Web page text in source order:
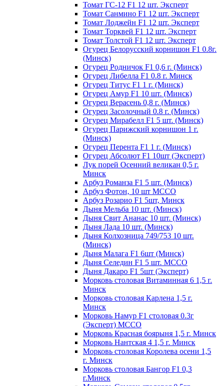
Томат ГС-12 F1 12 шт. Эксперт
Томат Санмино F1 12 шт. Эксперт
Томат Лоджейн F1 12 шт. Эксперт
Томат Торквей F1 12 шт. Эксперт
Томат Толстой F1 12 шт. Эксперт
Огурец Белорусский корнишон F1 0.8г.
(Минск)
Огурец Родничок F1 0,6 г. (Минск)
Огурец Либелла F1 0.8 г. Минск
Огурец Титус F1 1 г. (Минск)
Огурец Амур F1 10 шт. (Минск)
Огурец Верасень 0,8 г. (Минск)
Огурец Засолочный 0.8 г. (Минск)
Огурец Мирабелл F1 5 шт. (Минск)
Огурец Парижский корнишон 1 г.
(Минск)
Огурец Перента F1 1 г. (Минск)
Огурец Абсолют F1 10шт (Эксперт)
Лук порей Осенний великан 0,5 г.
Минск
Арбуз Романза F1 5 шт. (Минск)
Арбуз Фотон, 10 шт МССО
Арбуз Розарио F1 5шт, Минск
Дыня Мельба 10 шт. (Минск)
Дыня Свит Ананас 10 шт. (Минск)
Дыня Лада 10 шт. (Минск)
Дыня Колхозница 749/753 10 шт.
(Минск)
Дыня Малага F1 6шт (Минск)
Дыня Селедин F1 5 шт. МССО
Дыня Дакаро F1 5шт (Эксперт)
Морковь столовая Витаминная 6 1,5 г.
Минск
Морковь столовая Карлена 1,5 г.
Минск
Морковь Намур F1 столовая 0.3г
(Эксперт) МССО
Морковь Красная боярыня 1,5 г. Минск
Морковь Нантская 4 1,5 г. Минск
Морковь столовая Королева осени 1,5
г. Минск
Морковь столовая Бангор F1 0,3
г.Минск